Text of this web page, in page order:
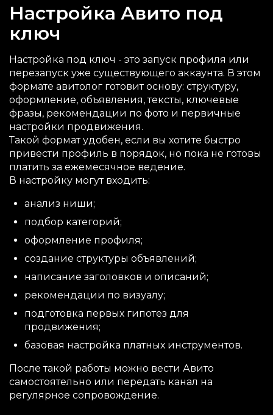
Настройка Авито под
ключ
Настройка под ключ - это запуск профиля или
перезапуск уже существующего аккаунта. В этом
формате авитолог готовит основу: структуру,
оформление, объявления, тексты, ключевые
фразы, рекомендации по фото и первичные
настройки продвижения.
Такой формат удобен, если вы хотите быстро
привести профиль в порядок, но пока не готовы
платить за ежемесячное ведение.
В настройку могут входить:
анализ ниши;
подбор категорий;
оформление профиля;
создание структуры объявлений;
написание заголовков и описаний;
рекомендации по визуалу;
подготовка первых гипотез для
продвижения;
базовая настройка платных инструментов.
После такой работы можно вести Авито
самостоятельно или передать канал на
регулярное сопровождение.